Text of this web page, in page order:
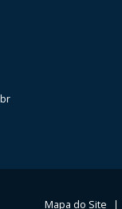
Mapa do Site